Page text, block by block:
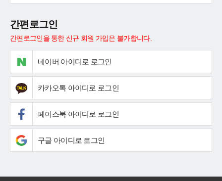
간편로그인
간편로그인을 통한 신규 회원 가입은 불가합니다.
네이버 아이디로 로그인
카카오톡 아이디로 로그인
페이스북 아이디로 로그인
구글 아이디로 로그인